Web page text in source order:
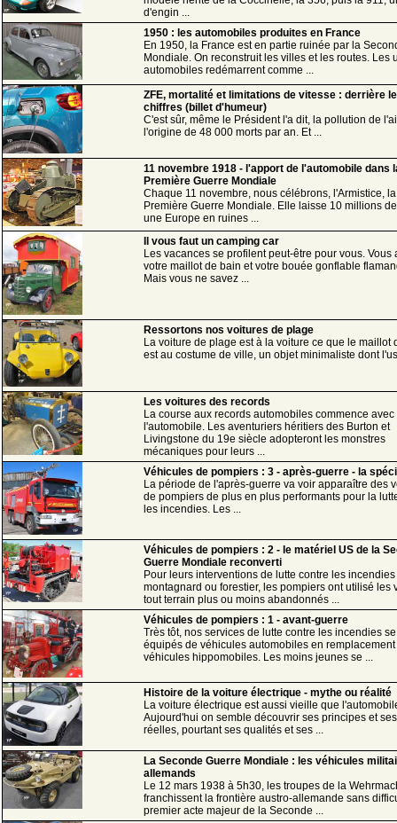
d'engin ...
1950 : les automobiles produites en France
En 1950, la France est en partie ruinée par la
Mondiale. On reconstruit les villes et les routes. Les
automobiles redémarrent comme ...
ZFE, mortalité et limitations de vitesse : derrière
chiffres (billet d'humeur)
C'est sûr, même le Président l'a dit, la pollution de
l'origine de 48 000 morts par an. Et ...
11 novembre 1918 - l'apport de l'automobile dans
Première Guerre Mondiale
Chaque 11 novembre, nous célébrons, l'Armistice,
Première Guerre Mondiale. Elle laisse 10 millions
une Europe en ruines ...
Il vous faut un camping car
Les vacances se profilent peut-être pour vous. Vous
votre maillot de bain et votre bouée gonflable
Mais vous ne savez ...
Ressortons nos voitures de plage
La voiture de plage est à la voiture ce que le maillot
est au costume de ville, un objet minimaliste dont
Les voitures des records
La course aux records automobiles commence avec
l'automobile. Les aventuriers héritiers des Burton et
Livingstone du 19e siècle adopteront les monstres
mécaniques pour leurs ...
Véhicules de pompiers : 3 - après-guerre - la
La période de l'après-guerre va voir apparaître des
de pompiers de plus en plus performants pour la
les incendies. Les ...
Véhicules de pompiers : 2 - le matériel US de la
Guerre Mondiale reconverti
Pour leurs interventions de lutte contre les
montagnard ou forestier, les pompiers ont utilisé les
tout terrain plus ou moins abandonnés ...
Véhicules de pompiers : 1 - avant-guerre
Très tôt, nos services de lutte contre les incendies
équipés de véhicules automobiles en
véhicules hippomobiles. Les moins jeunes se ...
Histoire de la voiture électrique - mythe ou réalité
La voiture électrique est aussi vieille que
Aujourd'hui on semble découvrir ses principes et
réelles, pourtant ses qualités et ses ...
La Seconde Guerre Mondiale : les véhicules
allemands
Le 12 mars 1938 à 5h30, les troupes de la
franchissent la frontière austro-allemande sans
premier acte majeur de la Seconde ...